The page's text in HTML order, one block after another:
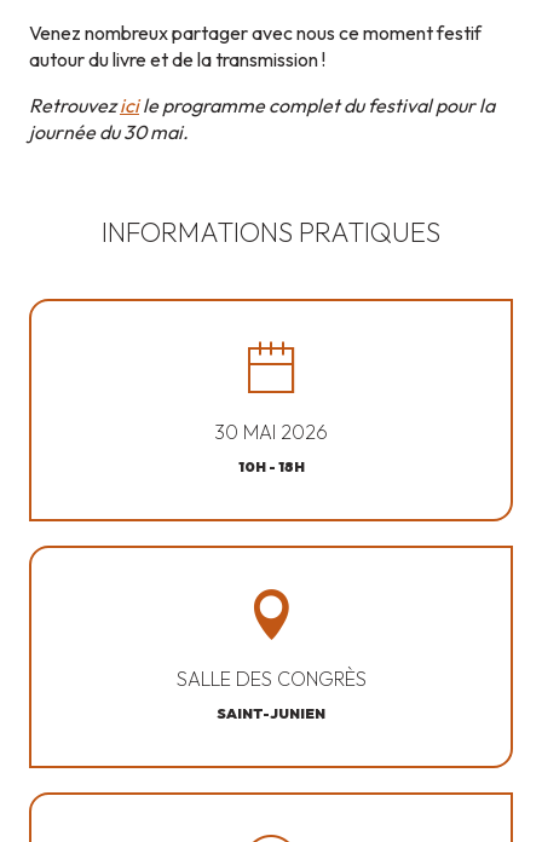
Venez nombreux partager avec nous ce moment festif
autour du livre et de la transmission !
Retrouvezicile programme complet du festival pour la
journée du 30 mai.
INFORMATIONS PRATIQUES
30 MAI 2026
10H - 18H
SALLE DES CONGRÈS
SAINT-JUNIEN